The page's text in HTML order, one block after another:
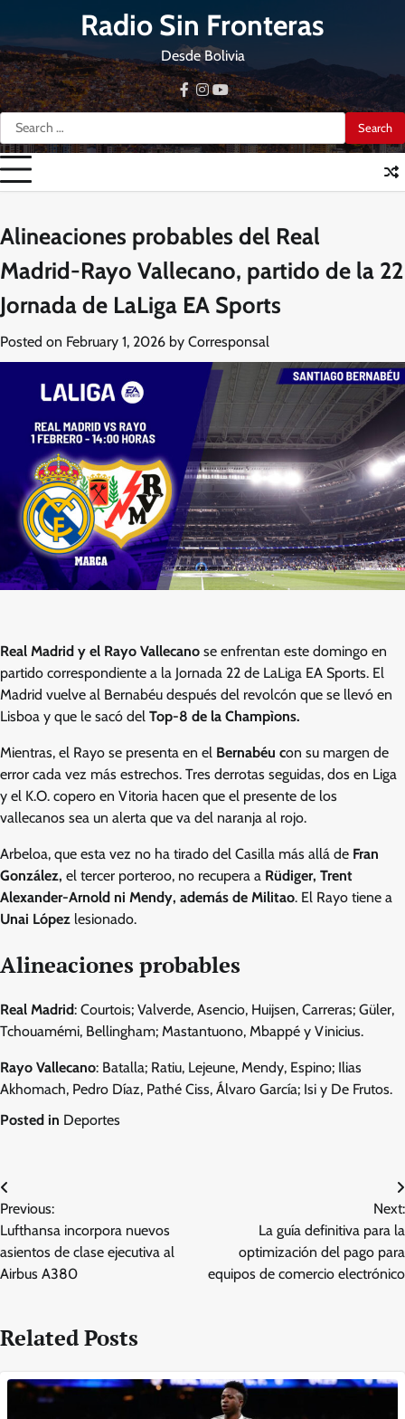
content
Radio Sin Fronteras
Desde Bolivia
Search
for:
facebook
instagram
youtube
Alineaciones probables del Real
Madrid-Rayo Vallecano, partido de la 22
Jornada de LaLiga EA Sports
Posted on February 1, 2026 by Corresponsal
Real Madrid y el Rayo Vallecano se enfrentan este domingo en
partido correspondiente a la Jornada 22 de LaLiga EA Sports. El
Madrid vuelve al Bernabéu después del revolcón que se llevó en
Lisboa y que le sacó del Top-8 de la Champìons.
Mientras, el Rayo se presenta en el Bernabéu con su margen de
error cada vez más estrechos. Tres derrotas seguidas, dos en Liga
y el K.O. copero en Vitoria hacen que el presente de los
vallecanos sea un alerta que va del naranja al rojo.
Arbeloa, que esta vez no ha tirado del Casilla más allá de Fran
González, el tercer porteroo, no recupera a Rüdiger, Trent
Alexander-Arnold ni Mendy, además de Militao. El Rayo tiene a
Unai López lesionado.
Alineaciones probables
Real Madrid: Courtois; Valverde, Asencio, Huijsen, Carreras; Güler,
Tchouamémi, Bellingham; Mastantuono, Mbappé y Vinicius.
Rayo Vallecano: Batalla; Ratiu, Lejeune, Mendy, Espino; Ilias
Akhomach, Pedro Díaz, Pathé Ciss, Álvaro García; Isi y De Frutos.
Posted in Deportes
Post
navigation
Previous:
Lufthansa incorpora nuevos
asientos de clase ejecutiva al
Airbus A380
Next:
La guía definitiva para la
optimización del pago para
equipos de comercio electrónico
Related Posts